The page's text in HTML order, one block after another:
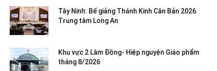
Tây Ninh: Bế giảng Thánh Kinh Căn Bản 2026
Trung tâm Long An
Khu vực 2 Lâm Đồng- Hiệp nguyện Giáo phẩm
tháng 8/2026